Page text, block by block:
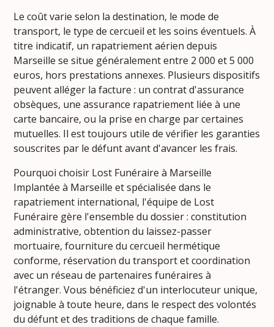
Le coût varie selon la destination, le mode de
transport, le type de cercueil et les soins éventuels. À
titre indicatif, un rapatriement aérien depuis
Marseille se situe généralement entre 2 000 et 5 000
euros, hors prestations annexes. Plusieurs dispositifs
peuvent alléger la facture : un contrat d'assurance
obsèques, une assurance rapatriement liée à une
carte bancaire, ou la prise en charge par certaines
mutuelles. Il est toujours utile de vérifier les garanties
souscrites par le défunt avant d'avancer les frais.
Pourquoi choisir Lost Funéraire à Marseille
Implantée à Marseille et spécialisée dans le
rapatriement international, l'équipe de Lost
Funéraire gère l'ensemble du dossier : constitution
administrative, obtention du laissez-passer
mortuaire, fourniture du cercueil hermétique
conforme, réservation du transport et coordination
avec un réseau de partenaires funéraires à
l'étranger. Vous bénéficiez d'un interlocuteur unique,
joignable à toute heure, dans le respect des volontés
du défunt et des traditions de chaque famille.